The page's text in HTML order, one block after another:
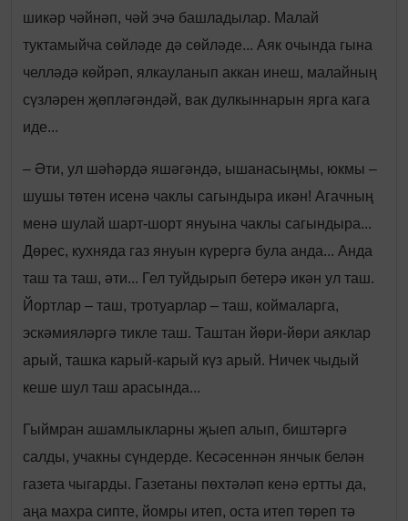
шикәр чәйнәп, чәй эчә башладылар. Малай
туктамыйча сөйләде дә сөйләде... Аяк очында гына
челләдә көйрәп, ялкауланып аккан инеш, малайның
сүзләрен җөпләгәндәй, вак дулкыннарын ярга кага
иде...
– Әти, ул шәһәрдә яшәгәндә, ышанасыңмы, юкмы –
шушы төтен исенә чаклы сагындыра икән! Агачның
менә шулай шарт-шорт януына чаклы сагындыра...
Дөрес, кухняда газ януын күрергә була анда... Анда
таш та таш, әти... Гел туйдырып бетерә икән ул таш.
Йортлар – таш, тротуарлар – таш, коймаларга,
эскәмияләргә тикле таш. Таштан йөри-йөри аяклар
арый, ташка карый-карый күз арый. Ничек чыдый
кеше шул таш арасында...
Гыймран ашамлыкларны җыеп алып, биштәргә
салды, учакны сүндерде. Кесәсеннән янчык белән
газета чыгарды. Газетаны пөхтәләп кенә ертты да,
аңа махра сипте, йомры итеп, оста итеп төреп тә